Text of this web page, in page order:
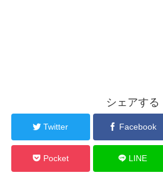
シェアする
Twitter Facebook
Pocket LINE